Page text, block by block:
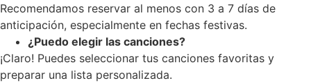
Recomendamos reservar al menos con 3 a 7 días de
anticipación, especialmente en fechas festivas.
¿Puedo elegir las canciones?
¡Claro! Puedes seleccionar tus canciones favoritas y
preparar una lista personalizada.